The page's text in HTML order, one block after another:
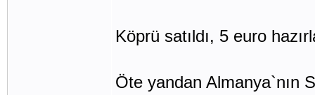
Köprü satıldı, 5 euro
Öte yandan Almanya`nın